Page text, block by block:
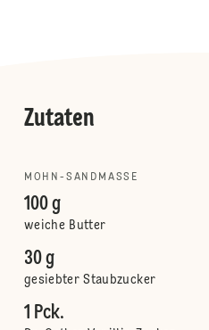
Zutaten
MOHN-SANDMASSE
100 g
weiche Butter
30 g
gesiebter Staubzucker
1 Pck.